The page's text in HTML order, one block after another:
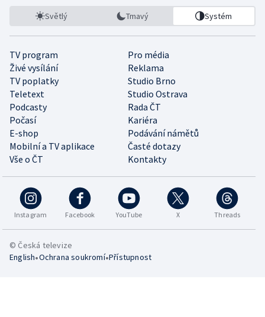
Světlý Tmavý Systém
TV program
Pro média
Živé vysílání
Reklama
TV poplatky
Studio Brno
Teletext
Studio Ostrava
Podcasty
Rada ČT
Počasí
Kariéra
E-shop
Podávání námětů
Mobilní a TV aplikace
Časté dotazy
Vše o ČT
Kontakty
Instagram Facebook YouTube X Threads
© Česká televize
English•Ochrana soukromí•Přístupnost